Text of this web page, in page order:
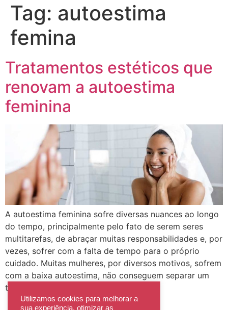
Tag: autoestima
femina
Tratamentos estéticos que
renovam a autoestima
feminina
A autoestima feminina sofre diversas nuances ao longo
do tempo, principalmente pelo fato de serem seres
multitarefas, de abraçar muitas responsabilidades e, por
vezes, sofrer com a falta de tempo para o próprio
cuidado. Muitas mulheres, por diversos motivos, sofrem
com a baixa autoestima, não conseguem separar um
tempo para cuidar de si mesmas e […]
Utilizamos cookies para melhorar a
sua experiência, otimizar as